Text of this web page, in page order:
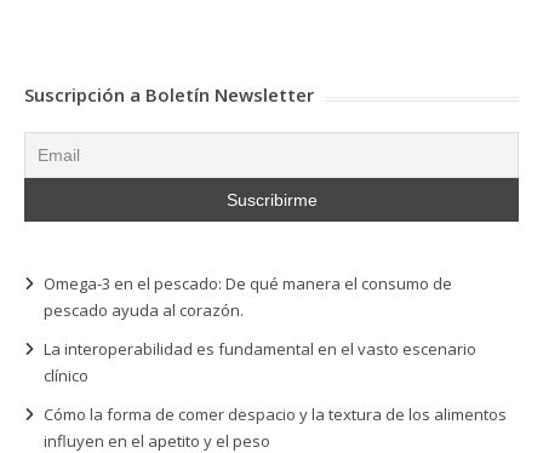
Suscripción a Boletín Newsletter
Omega-3 en el pescado: De qué manera el consumo de
pescado ayuda al corazón.
La interoperabilidad es fundamental en el vasto escenario
clínico
Cómo la forma de comer despacio y la textura de los alimentos
influyen en el apetito y el peso